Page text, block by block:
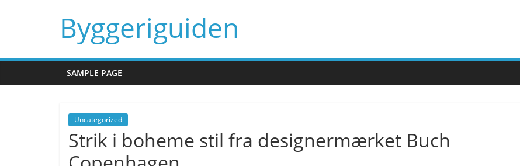
Byggeriguiden
SAMPLE PAGE
Uncategorized
Strik i boheme stil fra designermærket Buch